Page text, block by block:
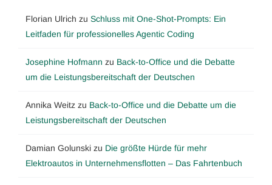
Florian Ulrich zu Schluss mit One-Shot-Prompts: Ein
Leitfaden für professionelles Agentic Coding
Josephine Hofmann zu Back-to-Office und die Debatte
um die Leistungsbereitschaft der Deutschen
Annika Weitz zu Back-to-Office und die Debatte um die
Leistungsbereitschaft der Deutschen
Damian Golunski zu Die größte Hürde für mehr
Elektroautos in Unternehmensflotten – Das Fahrtenbuch